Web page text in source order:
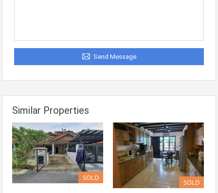
Send Message
Similar Properties
SOLD
SOLD